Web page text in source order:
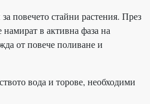
повечето стайни растения. През
намират в активна фаза на
от повече поливане и
вода и торове, необходими